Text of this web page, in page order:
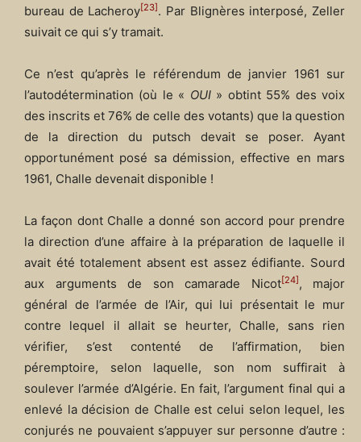
bureau de Lacheroy[23] . Par Blignères interposé, Zeller
suivait ce qui s’y tramait.
Ce n’est qu’après le référendum de janvier 1961 sur
l’autodétermination (où le « OUI » obtint 55% des voix
des inscrits et 76% de celle des votants) que la question
de la direction du putsch devait se poser. Ayant
opportunément posé sa démission, effective en mars
1961, Challe devenait disponible !
La façon dont Challe a donné son accord pour prendre
la direction d’une affaire à la préparation de laquelle il
avait été totalement absent est assez édifiante. Sourd
aux arguments de son camarade Nicot[24] , major
général de l’armée de l’Air, qui lui présentait le mur
contre lequel il allait se heurter, Challe, sans rien
vérifier, s’est contenté de l’affirmation, bien
péremptoire, selon laquelle, son nom suffirait à
soulever l’armée d’Algérie. En fait, l’argument final qui a
enlevé la décision de Challe est celui selon lequel, les
conjurés ne pouvaient s’appuyer sur personne d’autre :